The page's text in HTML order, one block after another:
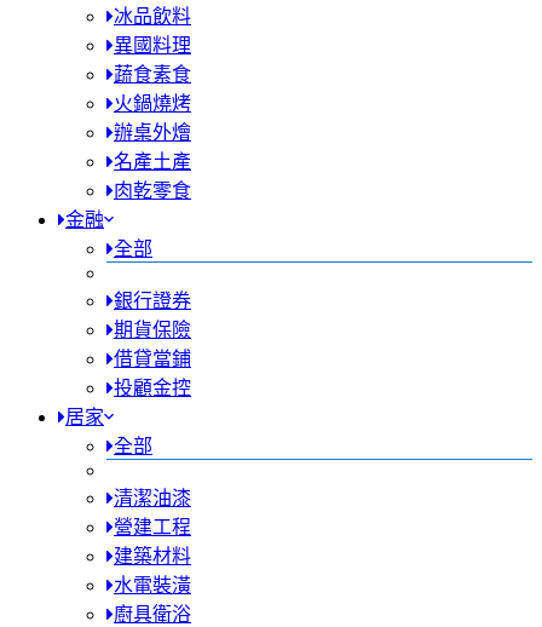
冰品飲料
異國料理
蔬食素食
火鍋燒烤
辦桌外燴
名產土產
肉乾零食
金融
全部
銀行證券
期貨保險
借貸當鋪
投顧金控
居家
全部
清潔油漆
營建工程
建築材料
水電裝潢
廚具衛浴